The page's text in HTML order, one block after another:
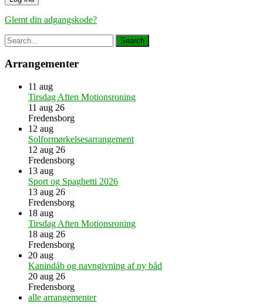
Glemt din adgangskode?
Arrangementer
11 aug
Tirsdag Aften Motionsroning
11 aug 26
Fredensborg
12 aug
Solformørkelsesarrangement
12 aug 26
Fredensborg
13 aug
Sport og Spaghetti 2026
13 aug 26
Fredensborg
18 aug
Tirsdag Aften Motionsroning
18 aug 26
Fredensborg
20 aug
Kanindåb og navngivning af ny båd
20 aug 26
Fredensborg
alle arrangementer